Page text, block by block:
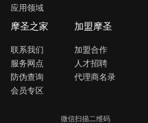
应用领域
摩圣之家
联系我们
服务网点
防伪查询
会员专区
加盟摩圣
加盟合作
人才招聘
代理商名录
微信扫描二维码